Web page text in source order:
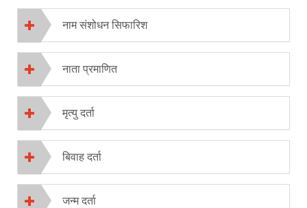
नाम संशोधन सिफारिश
नाता प्रमाणित
मृत्यु दर्ता
बिवाह दर्ता
जन्म दर्ता